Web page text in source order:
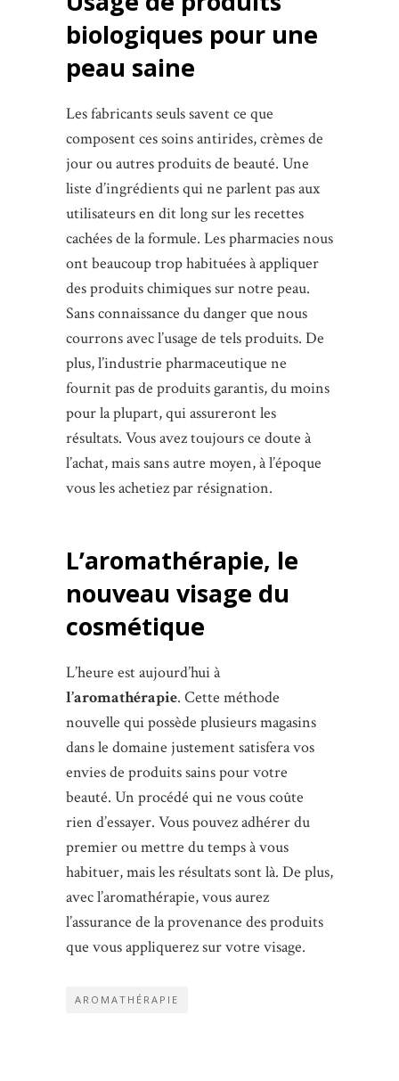
biologiques pour une
peau saine
Les fabricants seuls savent ce que
composent ces soins antirides, crèmes de
jour ou autres produits de beauté. Une
liste d’ingrédients qui ne parlent pas aux
utilisateurs en dit long sur les recettes
cachées de la formule. Les pharmacies nous
ont beaucoup trop habituées à appliquer
des produits chimiques sur notre peau.
Sans connaissance du danger que nous
courrons avec l’usage de tels produits. De
plus, l’industrie pharmaceutique ne
fournit pas de produits garantis, du moins
pour la plupart, qui assureront les
résultats. Vous avez toujours ce doute à
l’achat, mais sans autre moyen, à l’époque
vous les achetiez par résignation.
L’aromathérapie, le
nouveau visage du
cosmétique
L’heure est aujourd’hui à
l’aromathérapie. Cette méthode
nouvelle qui possède plusieurs magasins
dans le domaine justement satisfera vos
envies de produits sains pour votre
beauté. Un procédé qui ne vous coûte
rien d’essayer. Vous pouvez adhérer du
premier ou mettre du temps à vous
habituer, mais les résultats sont là. De plus,
avec l’aromathérapie, vous aurez
l’assurance de la provenance des produits
que vous appliquerez sur votre visage.
AROMATHÉRAPIE